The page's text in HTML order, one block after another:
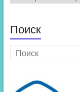
новостей
Поиск